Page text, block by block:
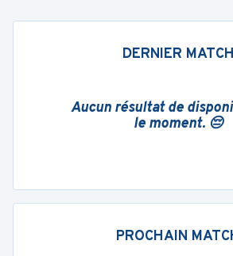
DERNIER MATCH
Aucun résultat de
le moment. 😔
PROCHAIN